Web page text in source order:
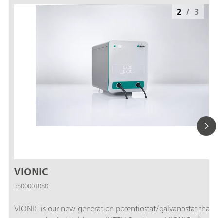
VIONIC
3500001080
VIONIC is our new-generation potentiostat/galvanostat that
2 / 3